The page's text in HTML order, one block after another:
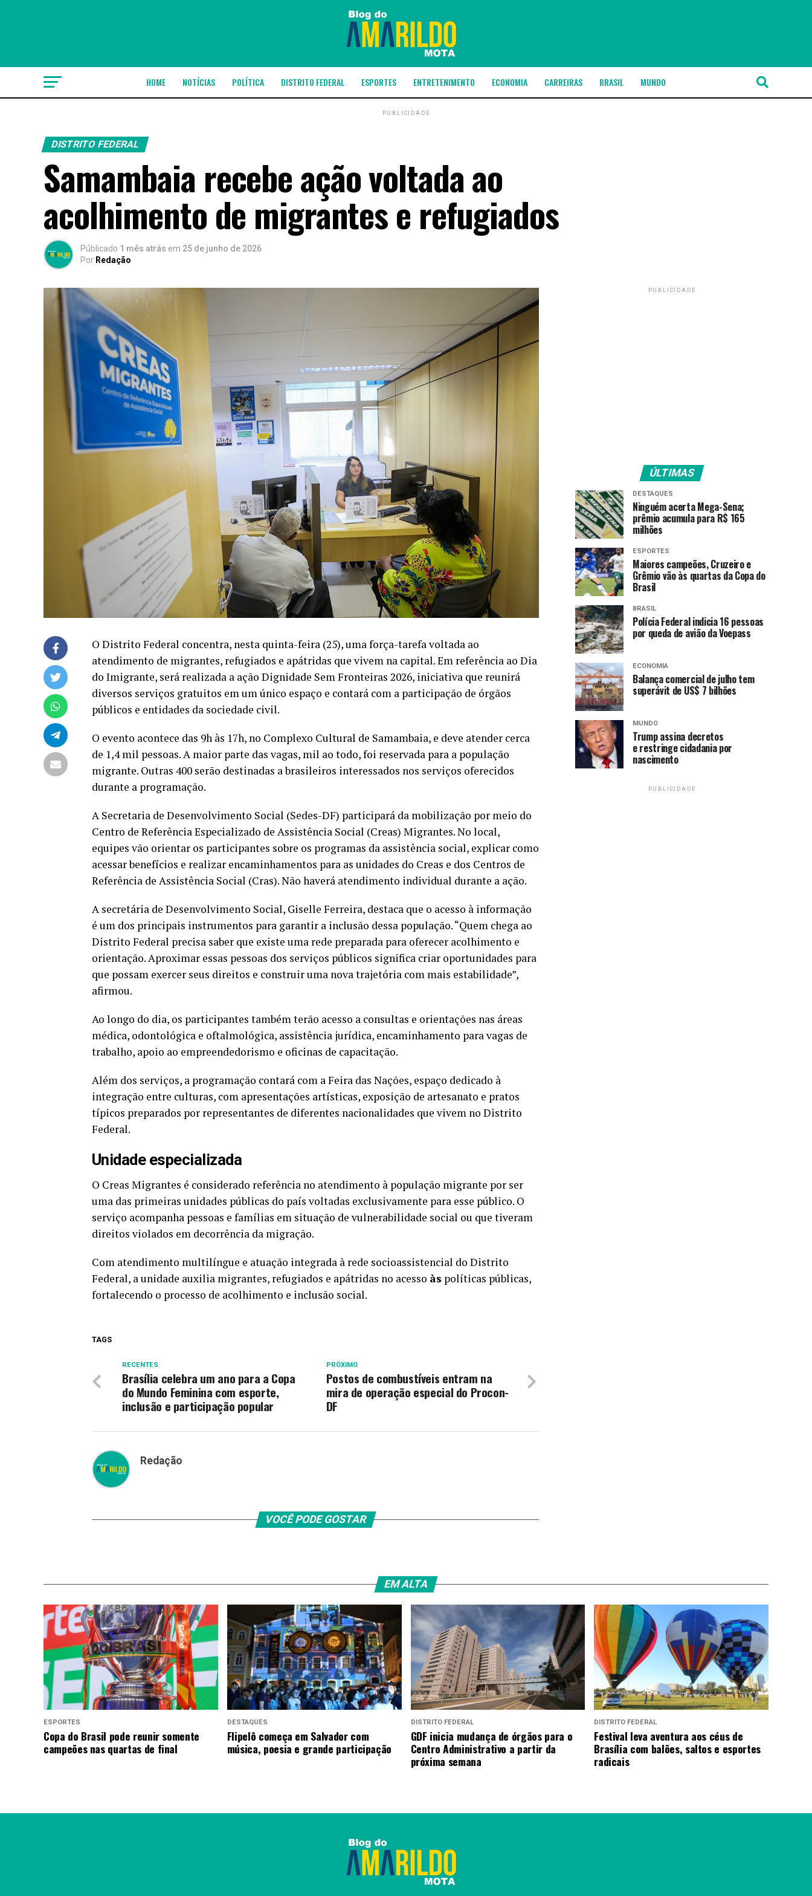
HOME NOTÍCIAS POLÍTICA DISTRITO FEDERAL ESPORTES ENTRETENIMENTO ECONOMIA CARREIRAS BRASIL MUNDO
PUBLICIDADE
DISTRITO FEDERAL
Samambaia recebe ação voltada ao
acolhimento de migrantes e refugiados
Públicado 1 mês atrás em 25 de junho de 2026
Por Redação
O Distrito Federal concentra, nesta quinta-feira (25), uma força-tarefa voltada ao
atendimento de migrantes, refugiados e apátridas que vivem na capital. Em referência ao Dia
do Imigrante, será realizada a ação Dignidade Sem Fronteiras 2026, iniciativa que reunirá
diversos serviços gratuitos em um único espaço e contará com a participação de órgãos
públicos e entidades da sociedade civil.
O evento acontece das 9h às 17h, no Complexo Cultural de Samambaia, e deve atender cerca
de 1,4 mil pessoas. A maior parte das vagas, mil ao todo, foi reservada para a população
migrante. Outras 400 serão destinadas a brasileiros interessados nos serviços oferecidos
durante a programação.
A Secretaria de Desenvolvimento Social (Sedes-DF) participará da mobilização por meio do
Centro de Referência Especializado de Assistência Social (Creas) Migrantes. No local,
equipes vão orientar os participantes sobre os programas da assistência social, explicar como
acessar benefícios e realizar encaminhamentos para as unidades do Creas e dos Centros de
Referência de Assistência Social (Cras). Não haverá atendimento individual durante a ação.
A secretária de Desenvolvimento Social, Giselle Ferreira, destaca que o acesso à informação
é um dos principais instrumentos para garantir a inclusão dessa população. “Quem chega ao
Distrito Federal precisa saber que existe uma rede preparada para oferecer acolhimento e
orientação. Aproximar essas pessoas dos serviços públicos significa criar oportunidades para
que possam exercer seus direitos e construir uma nova trajetória com mais estabilidade”,
afirmou.
Ao longo do dia, os participantes também terão acesso a consultas e orientações nas áreas
médica, odontológica e oftalmológica, assistência jurídica, encaminhamento para vagas de
trabalho, apoio ao empreendedorismo e oficinas de capacitação.
Além dos serviços, a programação contará com a Feira das Nações, espaço dedicado à
integração entre culturas, com apresentações artísticas, exposição de artesanato e pratos
típicos preparados por representantes de diferentes nacionalidades que vivem no Distrito
Federal.
Unidade especializada
O Creas Migrantes é considerado referência no atendimento à população migrante por ser
uma das primeiras unidades públicas do país voltadas exclusivamente para esse público. O
serviço acompanha pessoas e famílias em situação de vulnerabilidade social ou que tiveram
direitos violados em decorrência da migração.
Com atendimento multilíngue e atuação integrada à rede socioassistencial do Distrito
Federal, a unidade auxilia migrantes, refugiados e apátridas no acesso às políticas públicas,
fortalecendo o processo de acolhimento e inclusão social.
TAGS
PRÓXIMO
Postos de combustíveis entram na
mira de operação especial do Procon-
DF
RECENTES
Brasília celebra um ano para a Copa
do Mundo Feminina com esporte,
inclusão e participação popular
Redação
VOCÊ PODE GOSTAR
PUBLICIDADE
ÚLTIMAS
DESTAQUES
Ninguém acerta Mega-Sena;
prêmio acumula para R$ 165
milhões
ESPORTES
Maiores campeões, Cruzeiro e
Grêmio vão às quartas da Copa do
Brasil
BRASIL
Polícia Federal indicia 16 pessoas
por queda de avião da Voepass
ECONOMIA
Balança comercial de julho tem
superávit de US$ 7 bilhões
MUNDO
Trump assina decretos
e restringe cidadania por
nascimento
PUBLICIDADE
EM ALTA
ESPORTES
Copa do Brasil pode reunir somente
campeões nas quartas de final
DESTAQUES
Flipelô começa em Salvador com
música, poesia e grande participação
DISTRITO FEDERAL
GDF inicia mudança de órgãos para o
Centro Administrativo a partir da
próxima semana
DISTRITO FEDERAL
Festival leva aventura aos céus de
Brasília com balões, saltos e esportes
radicais